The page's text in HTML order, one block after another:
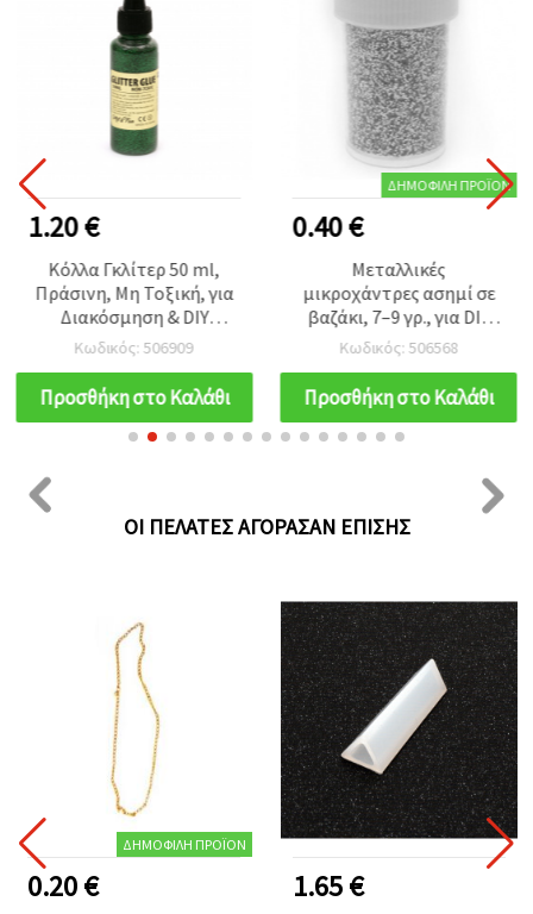
1.20 €
Κόλλα Γκλίτερ 50 ml,
Πράσινη, Μη Τοξική, για
Διακόσμηση & DIY
Χειροτεχνίες
Κωδικός: 506909
Προσθήκη στο Καλάθι
ΔΗΜΟΦΙΛΉ ΠΡΟΪΌΝ
0.40 €
Μεταλλικές
μικροχάντρες ασημί σε
βαζάκι, 7–9 γρ., για DIY
χειροτεχνίες και
διακόσμηση
Κωδικός: 506568
Προσθήκη στο Καλάθι
ΟΙ ΠΕΛΆΤΕΣ ΑΓΌΡΑΣΑΝ ΕΠΊΣΗΣ
ΔΗΜΟΦΙΛΉ ΠΡΟΪΌΝ
0.20 € 1.65 €